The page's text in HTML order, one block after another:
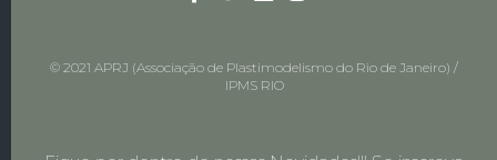
© 2021 APRJ (Associação de Plastimodelismo do Rio de Janeiro) /
IPMS RIO